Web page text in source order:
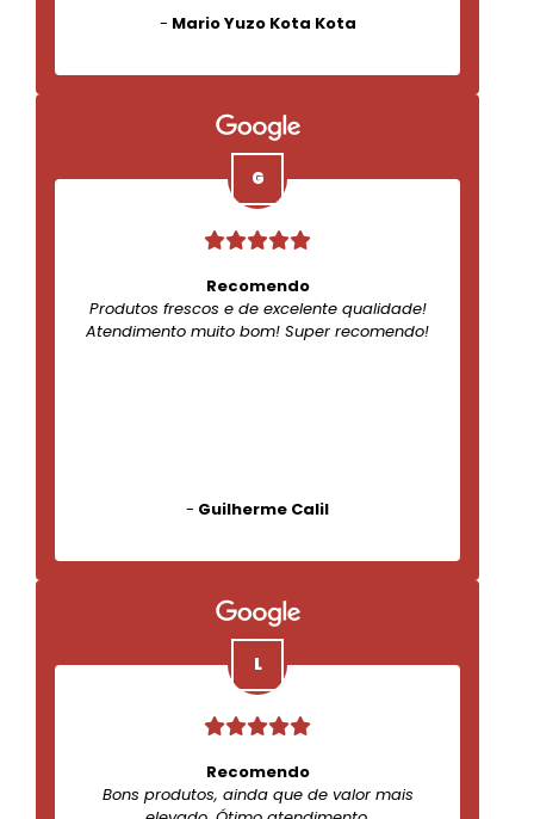
- Mario Yuzo Kota Kota
Recomendo
Produtos frescos e de excelente qualidade!
Atendimento muito bom! Super recomendo!
- Guilherme Calil
Recomendo
Bons produtos, ainda que de valor mais